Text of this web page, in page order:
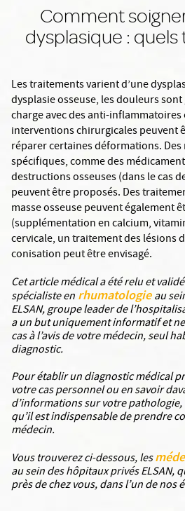
Comment
dysplasique :
Les traitements varient d’une
dysplasie osseuse, les douleurs
charge avec des anti-
interventions chirurgicales peuvent
réparer certaines déformations.
spécifiques, comme des
destructions osseuses (dans le cas
peuvent être proposés. Des
masse osseuse peuvent également
(supplémentation en calcium,
cervicale, un traitement des lésions
conisation peut être envisagé.
Cet article médical a été relu et
spécialiste en rhumatologieau
ELSAN, groupe leader de
a un but uniquement informatif et
cas à l’avis de votre médecin, seul
diagnostic.
Pour établir un diagnostic médical
votre cas personnel ou en savoir
d’informations sur votre
qu’il est indispensable de prendre
médecin.
Vous trouverez ci-dessous, les
au sein des hôpitaux privés ELSAN,
près de chez vous, dans l’un de nos